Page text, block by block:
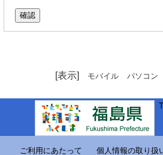
[表示] モバイル パソコン
ご利用にあたって 個人情報の取り扱